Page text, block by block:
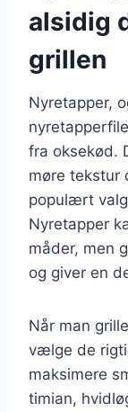
alsidig
grillen
Nyretapper,
fra oksekød.
møre tekstur
populært
Nyretapper
måder, men
og giver en
Når man
vælge de
maksimere
timian,